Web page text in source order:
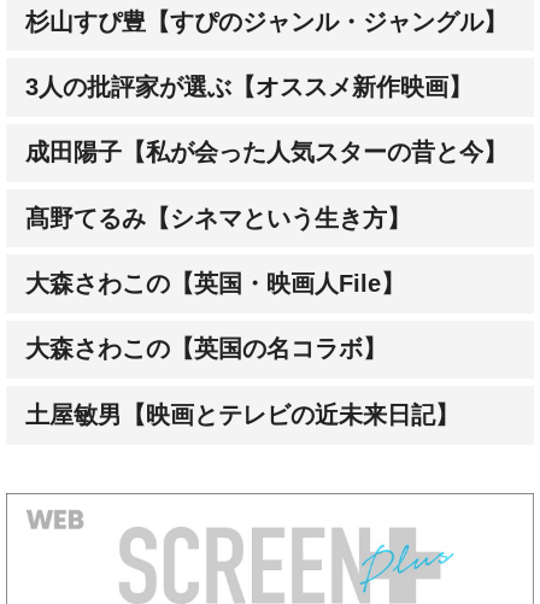
杉山すぴ豊【すぴのジャンル・ジャングル】
3人の批評家が選ぶ【オススメ新作映画】
成田陽子【私が会った人気スターの昔と今】
髙野てるみ【シネマという生き方】
大森さわこの【英国・映画人File】
大森さわこの【英国の名コラボ】
土屋敏男【映画とテレビの近未来日記】